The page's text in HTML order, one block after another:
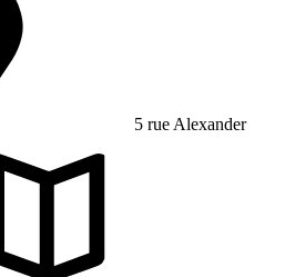
5 rue Alexander